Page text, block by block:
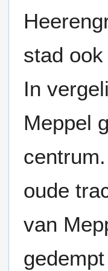
stad
In
Meppel
oude
van